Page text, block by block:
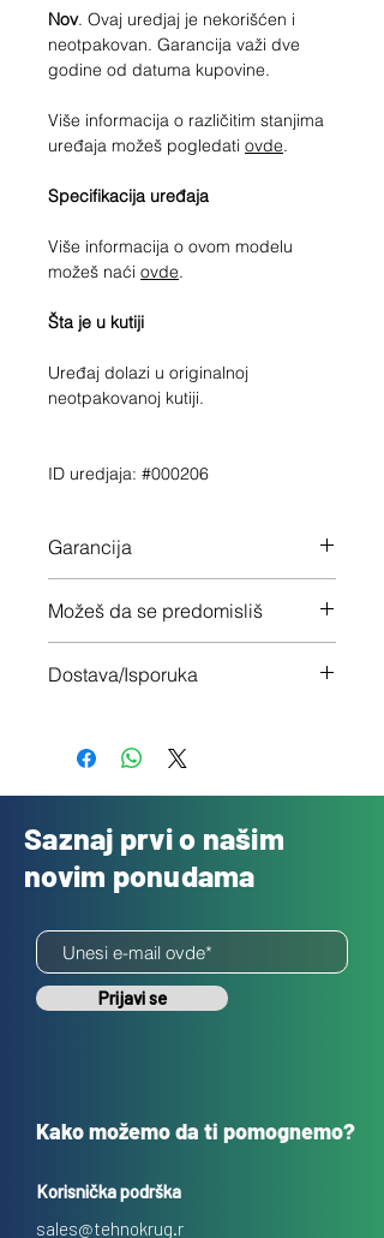
Nov. Ovaj uredjaj je nekorišćen i
neotpakovan. Garancija važi dve
godine od datuma kupovine.
Više informacija o različitim stanjima
uređaja možeš pogledati ovde.
Specifikacija uređaja
Više informacija o ovom modelu
možeš naći ovde.
Šta je u kutiji
Uređaj dolazi u originalnoj
neotpakovanoj kutiji.
ID uredjaja: #000206
Garancija
Možeš da se predomisliš
nisi zadovoljan
Dostava/Isporuka
Saznaj prvi o našim
novim ponudama
Prijavi se
Kako možemo da ti pomognemo?
Korisnička podrška
sales@tehnokrug.r